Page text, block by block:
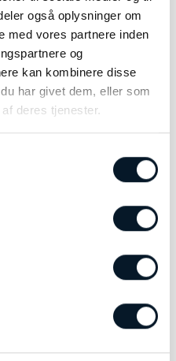
også oplysninger om
med vores partnere inden
og
kan kombinere disse
har givet dem, eller som
deres tjenester.
Montblanc Meisterstück